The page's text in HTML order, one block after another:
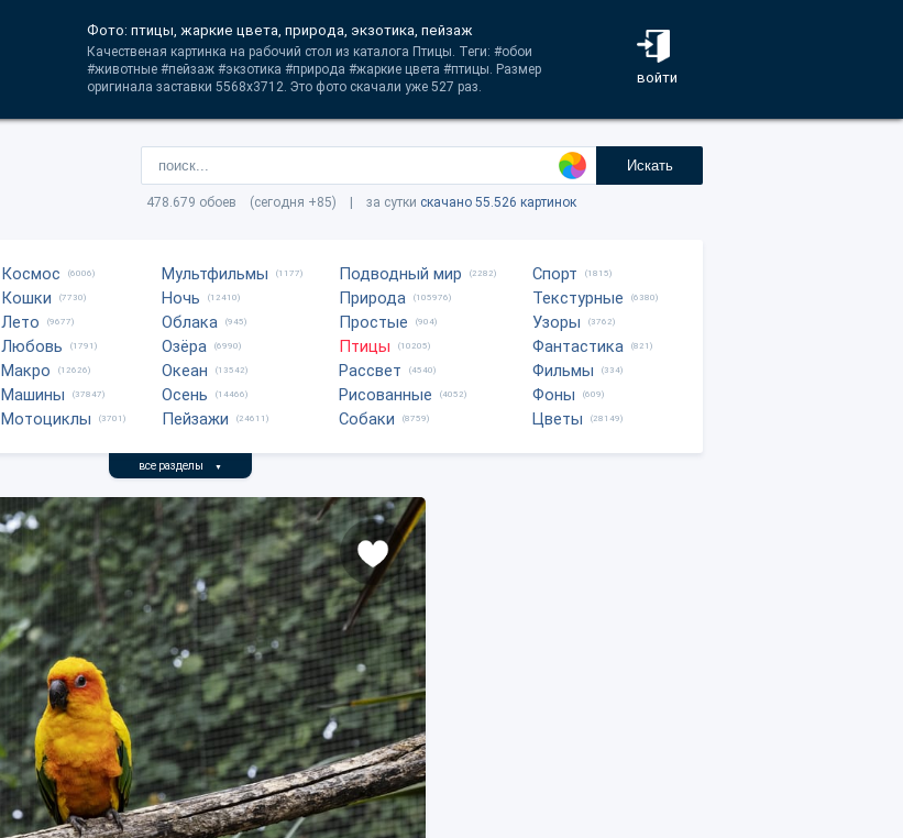
войти
Фото: птицы, жаркие цвета, природа, экзотика, пейзаж
Качественая картинка на рабочий стол из каталога Птицы. Теги: #обои
#животные #пейзаж #экзотика #природа #жаркие цвета #птицы. Размер
оригинала заставки 5568x3712. Это фото скачали уже 527 раз.
Искать
478.679 обоев (сегодня +85) | за сутки скачано 55.526 картинок
Космос (6006)
Кошки (7730)
Лето (9677)
Любовь (1791)
Макро (12626)
Машины (37847)
Мотоциклы (3701)
Мультфильмы (1177)
Ночь (12410)
Облака (945)
Озёра (6990)
Океан (13542)
Осень (14466)
Пейзажи (24611)
Подводный мир (2282)
Природа (105976)
Простые (904)
Птицы (10205)
Рассвет (4540)
Рисованные (4052)
Собаки (8759)
Спорт (1815)
Текстурные (6380)
Узоры (3762)
Фантастика (821)
Фильмы (334)
Фоны (609)
Цветы (28149)
все разделы ▼